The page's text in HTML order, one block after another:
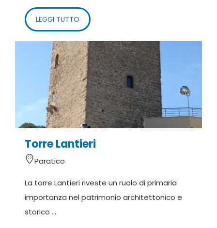
LEGGI TUTTO
Torre Lantieri
Paratico
La torre Lantieri riveste un ruolo di primaria
importanza nel patrimonio architettonico e
storico ...